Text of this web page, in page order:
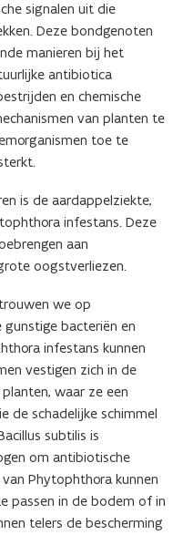
signalen uit die
Deze bondgenoten
manieren bij het
antibiotica
en chemische
van planten te
toe te
is de aardappelziekte,
infestans. Deze
aan
oogstverliezen.
we op
bacteriën en
infestans kunnen
vestigen zich in de
waar ze een
de schadelijke schimmel
subtilis is
om antibiotische
Phytophthora kunnen
passen in de bodem of in
telers de bescherming